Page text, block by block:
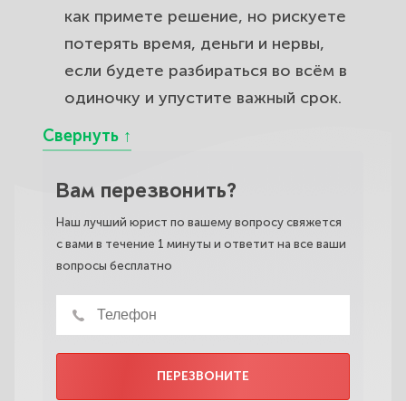
как примете решение, но рискуете
потерять время, деньги и нервы,
если будете разбираться во всём в
одиночку и упустите важный срок.
Вам перезвонить?
Наш лучший юрист по вашему вопросу свяжется
с вами в течение 1 минуты и ответит на все ваши
вопросы бесплатно
ПЕРЕЗВОНИТЕ